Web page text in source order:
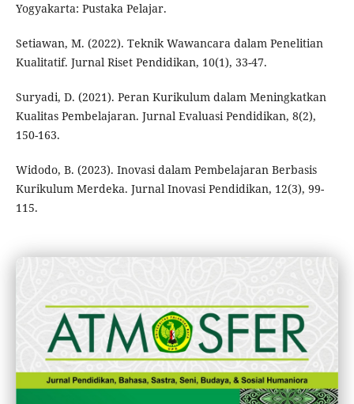
Yogyakarta: Pustaka Pelajar.
Setiawan, M. (2022). Teknik Wawancara dalam Penelitian
Kualitatif. Jurnal Riset Pendidikan, 10(1), 33-47.
Suryadi, D. (2021). Peran Kurikulum dalam Meningkatkan
Kualitas Pembelajaran. Jurnal Evaluasi Pendidikan, 8(2),
150-163.
Widodo, B. (2023). Inovasi dalam Pembelajaran Berbasis
Kurikulum Merdeka. Jurnal Inovasi Pendidikan, 12(3), 99-
115.